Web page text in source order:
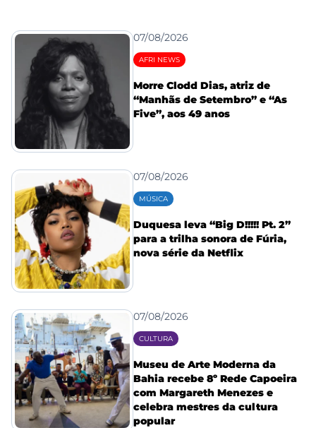
07/08/2026
AFRI NEWS
Morre Clodd Dias, atriz de
“Manhãs de Setembro” e “As
Five”, aos 49 anos
07/08/2026
MÚSICA
Duquesa leva “Big D!!!!! Pt. 2”
para a trilha sonora de Fúria,
nova série da Netflix
07/08/2026
CULTURA
Museu de Arte Moderna da
Bahia recebe 8º Rede Capoeira
com Margareth Menezes e
celebra mestres da cultura
popular